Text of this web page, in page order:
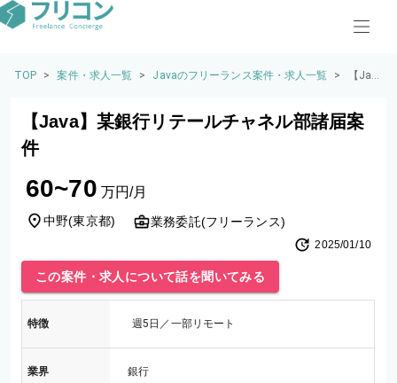
TOP > 案件・求人一覧 > Javaのフリーランス案件・求人一覧 >
【Jav
リテ
【Java】某銀行リテールチャネル部諸届案
件
60~70 万円/月
中野(東京都) 業務委託(フリーランス)
2025/01/10
この案件・求人について話を聞いてみる
特徴 週5日／一部リモート
業界 銀行